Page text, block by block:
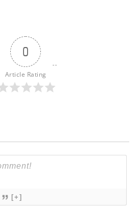
0
Article Rating
[+]